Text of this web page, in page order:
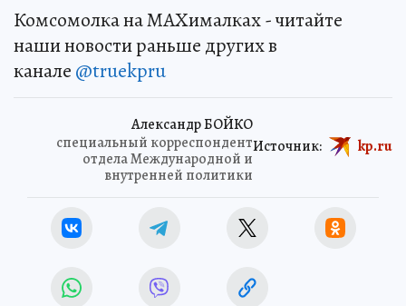
Комсомолка на MAXималках - читайте
наши новости раньше других в
канале @truekpru
Александр БОЙКО
специальный корреспондент
отдела Международной и
внутренней политики
Источник: kp.ru